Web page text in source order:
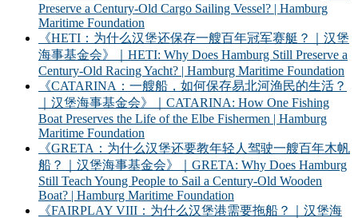
Preserve a Century-Old Cargo Sailing Vessel? | Hamburg
Maritime Foundation
《HETI：为什么汉堡还保存一艘百年冠军赛艇？｜汉堡
海事基金会》｜HETI: Why Does Hamburg Still Preserve a
Century-Old Racing Yacht? | Hamburg Maritime Foundation
《CATARINA：一艘船，如何保存易北河渔民的生活？
｜汉堡海事基金会》｜CATARINA: How One Fishing
Boat Preserves the Life of the Elbe Fishermen | Hamburg
Maritime Foundation
《GRETA：为什么汉堡还要教年轻人驾驶一艘百年木帆
船？｜汉堡海事基金会》｜GRETA: Why Does Hamburg
Still Teach Young People to Sail a Century-Old Wooden
Boat? | Hamburg Maritime Foundation
《FAIRPLAY VIII：为什么汉堡港需要拖船？｜汉堡海